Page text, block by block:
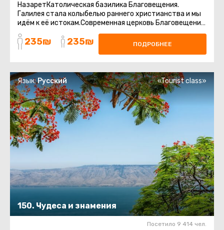
НазаретКатолическая базилика Благовещения.
Галилея стала колыбелью раннего христианства и мы
идём к её истокам.Современная церковь Благовещения
235₪ 235₪ ПОДРОБНЕЕ
150. Чудеса и знамения
Язык:Русский «Tourist class»
Посетило 9 414 чел.